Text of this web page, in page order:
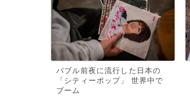
バブル前夜に流行した日本の
「シティーポップ」 世界中で
ブーム